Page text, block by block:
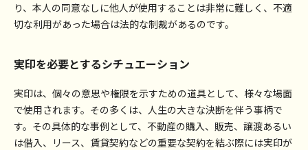
り、本人の同意なしに他人が使用することは非常に難しく、不適
切な利用があった場合は法的な制裁があるのです。
実印を必要とするシチュエーション
実印は、個々の意思や権限を示すための道具として、様々な場面
で使用されます。その多くは、人生の大きな決断を伴う事柄で
す。その具体的な事例として、不動産の購入、販売、譲渡あるい
は借入、リース、賃貸契約などの重要な契約を結ぶ際には実印が